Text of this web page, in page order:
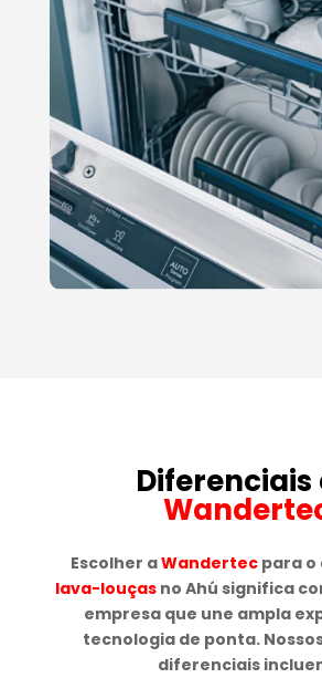
Diferenciais
Escolher aWandertecpara o
lava-louçasno Ahú significa
empresa que une ampla
tecnologia de ponta.
diferenciais